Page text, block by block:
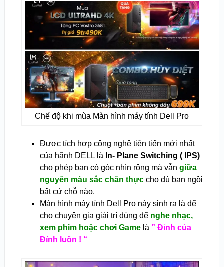
Chế độ khi mùa Màn hình máy tính Dell Pro
Được tích hợp công nghệ tiên tiến mới nhất
của hãnh DELL là In- Plane Switching ( IPS)
cho phép bạn có góc nhìn rộng mà vẫn giữa
nguyên màu sắc chân thựccho dù bạn ngồi
bất cứ chỗ nào.
Màn hình máy tính Dell Pro này sinh ra là để
cho chuyên gia giải trí dùng để nghe nhạc,
xem phim hoặc chơi Gamelà ” Đỉnh của
Đỉnh luôn ! “